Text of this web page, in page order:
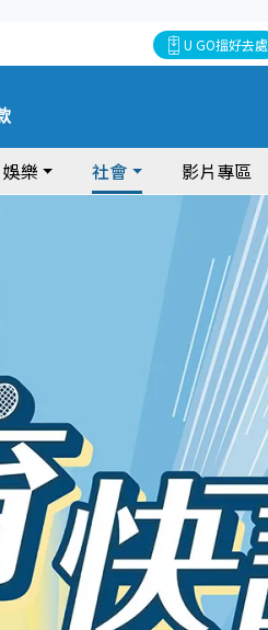
U GO搵好去處
娛樂 社會 影片專區